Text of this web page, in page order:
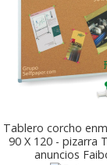
Tablero corcho
90 X 120 - pizarra
anuncios